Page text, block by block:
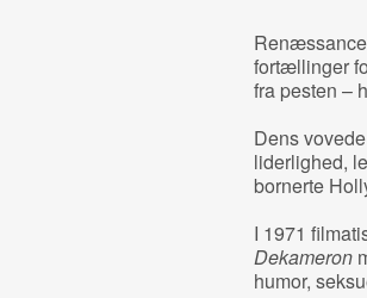
fortællinger
fra pesten –
Dens
liderlighed,
bornerte
I 1971
Dekameron
humor,